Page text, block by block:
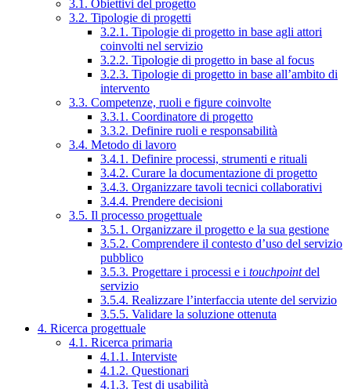
3.1. Obiettivi del progetto
3.2. Tipologie di progetti
3.2.1. Tipologie di progetto in base agli attori
coinvolti nel servizio
3.2.2. Tipologie di progetto in base al focus
3.2.3. Tipologie di progetto in base all’ambito di
intervento
3.3. Competenze, ruoli e figure coinvolte
3.3.1. Coordinatore di progetto
3.3.2. Definire ruoli e responsabilità
3.4. Metodo di lavoro
3.4.1. Definire processi, strumenti e rituali
3.4.2. Curare la documentazione di progetto
3.4.3. Organizzare tavoli tecnici collaborativi
3.4.4. Prendere decisioni
3.5. Il processo progettuale
3.5.1. Organizzare il progetto e la sua gestione
3.5.2. Comprendere il contesto d’uso del servizio
pubblico
3.5.3. Progettare i processi e i touchpointdel
servizio
3.5.4. Realizzare l’interfaccia utente del servizio
3.5.5. Validare la soluzione ottenuta
4. Ricerca progettuale
4.1. Ricerca primaria
4.1.1. Interviste
4.1.2. Questionari
4.1.3. Test di usabilità